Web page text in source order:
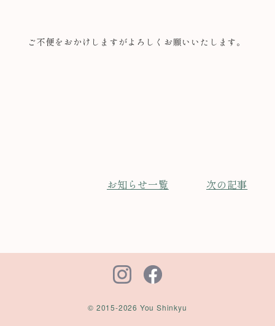
ご不便をおかけしますがよろしくお願いいたします。
お知らせ一覧 次の記事
© 2015-2026 You Shinkyu